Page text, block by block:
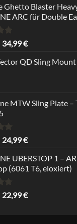
Ghetto Blaster
ARC für Double
Ursprünglicher
war:
34,99€Aktueller
ist:
QD Sling Mount
MTW Sling Plate –
Ursprünglicher
war:
29,99 €
24,99€Aktueller
ist:
24,99 €.
UBERSTOP 1 –
(6061 T6, eloxiert)
Ursprünglicher
22,99€Aktueller